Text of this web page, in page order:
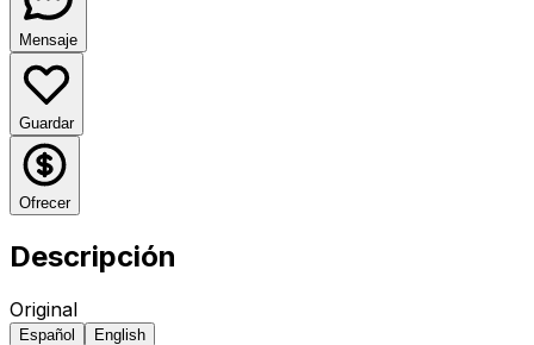
Mensaje
Guardar
Ofrecer
Descripción
Original
Español English